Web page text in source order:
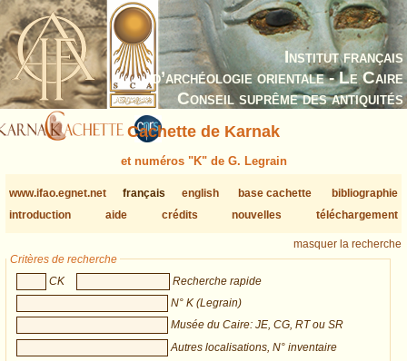
Institut français
d’archéologie orientale - Le Caire
Conseil suprême des antiquités
Cachette de Karnak
et numéros "K" de G. Legrain
www.ifao.egnet.net français english base cachette
bibliographie
introduction
aide crédits nouvelles téléchargement
masquer la recherche
Critères de recherche
CK
Recherche rapide
N° K (Legrain)
Musée du Caire: JE, CG, RT ou SR
Autres localisations, N° inventaire